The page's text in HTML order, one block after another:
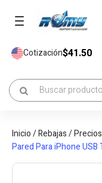
Cotización$41.50
Inicio/Rebajas/
Pared Para iPhone USB